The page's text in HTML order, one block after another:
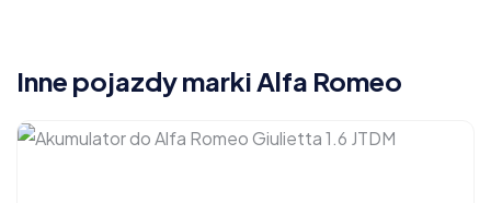
Inne pojazdy marki Alfa Romeo